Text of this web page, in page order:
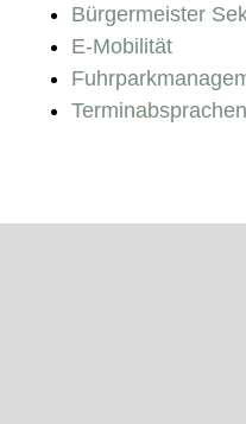
Bürgermeister
E-Mobilität